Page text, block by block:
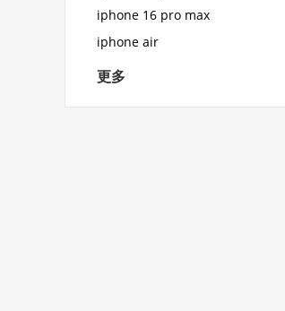
iphone 16 pro max
iphone air
更多